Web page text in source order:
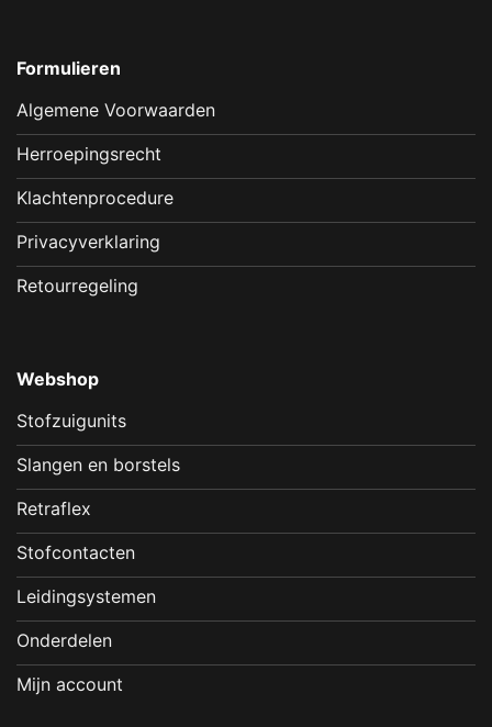
Formulieren
Algemene Voorwaarden
Herroepingsrecht
Klachtenprocedure
Privacyverklaring
Retourregeling
Webshop
Stofzuigunits
Slangen en borstels
Retraflex
Stofcontacten
Leidingsystemen
Onderdelen
Mijn account